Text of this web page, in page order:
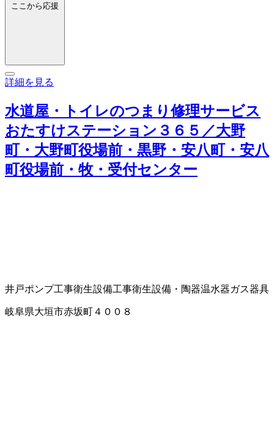
ここから応援
詳細を見る
水道屋・トイレのつまり修理サービス
おたすけステーション３６５／大野
町・大野町役場前・黒野・安八町・安八
町役場前・牧・受付センター
井戸ポンプ工事衛生設備工事衛生設備・陶器温水器ガス器具
岐阜県大垣市赤坂町４００８